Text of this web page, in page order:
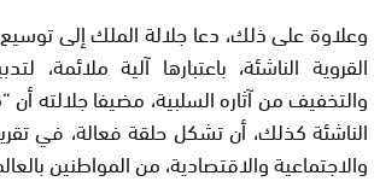
وعلاوة على ذلك، دعا جلالة الملك إلى توسيع
القروية الناشئة، باعتبارها آلية ملائمة،
والتخفيف من آثاره السلبية، مضيفا جلالته
الناشئة كذلك، أن تشكل حلقة فعالة، في
والاجتماعية والاقتصادية، من المواطنين